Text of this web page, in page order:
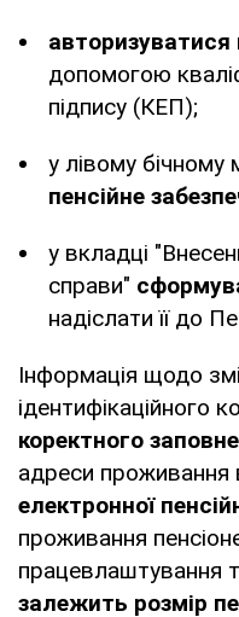
авторизуватися
допомогою
підпису (КЕП);
у лівому бічному
пенсійне
у вкладці
справи"
надіслати її до
Інформація щодо
ідентифікаційного
коректного
адреси
електронної
проживання
працевлаштування
залежить розмір